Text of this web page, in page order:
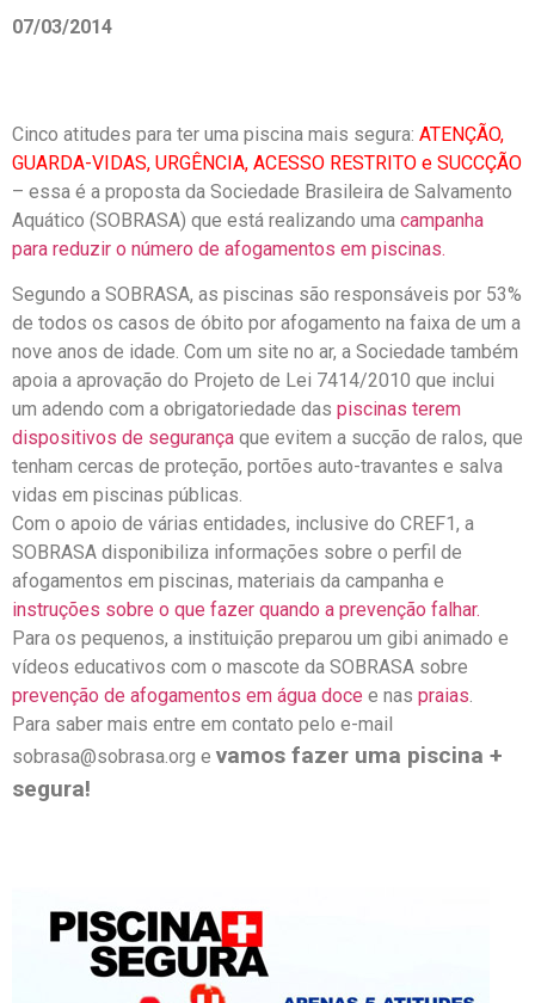
07/03/2014
Cinco atitudes para ter uma piscina mais segura: ATENÇÃO,
GUARDA-VIDAS, URGÊNCIA, ACESSO RESTRITO e SUCCÇÃO
– essa é a proposta da Sociedade Brasileira de Salvamento
Aquático (SOBRASA) que está realizando uma campanha
para reduzir o número de afogamentos em piscinas.
Segundo a SOBRASA, as piscinas são responsáveis por 53%
de todos os casos de óbito por afogamento na faixa de um a
nove anos de idade. Com um site no ar, a Sociedade também
apoia a aprovação do Projeto de Lei 7414/2010 que inclui
um adendo com a obrigatoriedade das piscinas terem
dispositivos de segurança que evitem a sucção de ralos, que
tenham cercas de proteção, portões auto-travantes e salva
vidas em piscinas públicas.
Com o apoio de várias entidades, inclusive do CREF1, a
SOBRASA disponibiliza informações sobre o perfil de
afogamentos em piscinas, materiais da campanha e
instruções sobre o que fazer quando a prevenção falhar.
Para os pequenos, a instituição preparou um gibi animado e
vídeos educativos com o mascote da SOBRASA sobre
prevenção de afogamentos em água doce e nas praias.
Para saber mais entre em contato pelo e-mail
sobrasa@sobrasa.org e vamos fazer uma piscina +
segura!